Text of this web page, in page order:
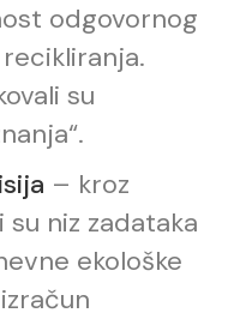
odgovornog
su
– kroz
niz zadataka
ekološke